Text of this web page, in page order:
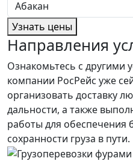
Узнать цены
Направления
Ознакомьтесь с другими
компании РосРейс уже
организовать доставку
дальности, а также
работы для обеспечения
сохранности груза в пути.